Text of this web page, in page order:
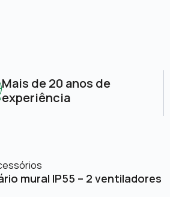
Mais de 20 anos de
experiência
mural IP55 – 2 ventiladores